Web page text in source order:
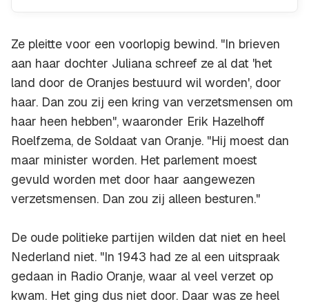
Ze pleitte voor een voorlopig bewind. "In brieven
aan haar dochter Juliana schreef ze al dat 'het
land door de Oranjes bestuurd wil worden', door
haar. Dan zou zij een kring van verzetsmensen om
haar heen hebben", waaronder Erik Hazelhoff
Roelfzema, de Soldaat van Oranje. "Hij moest dan
maar minister worden. Het parlement moest
gevuld worden met door haar aangewezen
verzetsmensen. Dan zou zij alleen besturen."
De oude politieke partijen wilden dat niet en heel
Nederland niet. "In 1943 had ze al een uitspraak
gedaan in Radio Oranje, waar al veel verzet op
kwam. Het ging dus niet door. Daar was ze heel